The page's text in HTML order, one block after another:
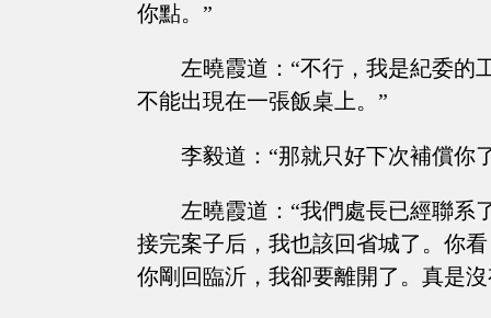
你點。”
左曉霞道：“不行，我是紀委的
不能出現在一張飯桌上。”
李毅道：“那就只好下次補償你
左曉霞道：“我們處長已經聯系
接完案子后，我也該回省城了。你
你剛回臨沂，我卻要離開了。真是